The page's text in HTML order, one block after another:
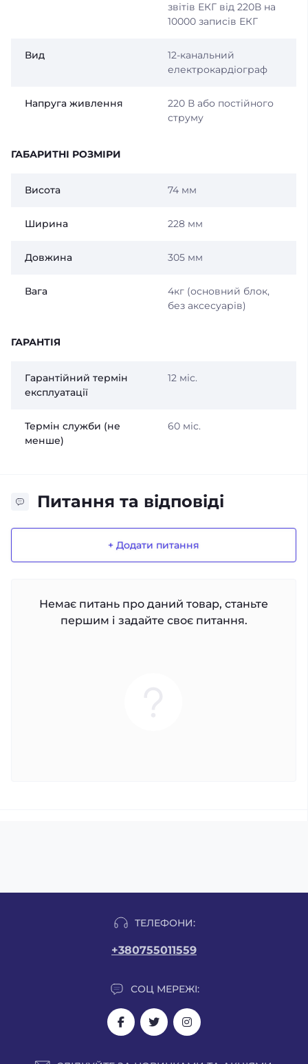
звітів ЕКГ від 220В на
10000 записів ЕКГ
Вид
12-канальний
електрокардіограф
Напруга живлення
220 В або постійного
струму
ГАБАРИТНІ РОЗМІРИ
Висота 74 мм
Ширина 228 мм
Довжина 305 мм
Вага
4кг (основний блок,
без аксесуарів)
ГАРАНТІЯ
Гарантійний термін
експлуатації
12 міс.
Термін служби (не
менше)
60 міс.
Питання та відповіді
+ Додати питання
Немає питань про даний товар, станьте
першим і задайте своє питання.
ТЕЛЕФОНИ:
+380755011559
СОЦ МЕРЕЖІ: